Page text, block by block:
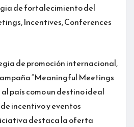
de fortalecimiento del
Incentives, Conferences
de promoción internacional,
“Meaningful Meetings
al país como un destino ideal
incentivo y eventos
destaca la oferta